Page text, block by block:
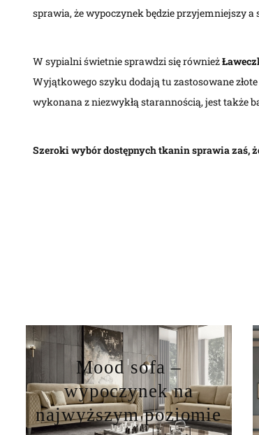
sprawia, że wypoczynek będzie przyjemniejszy a
W sypialni świetnie sprawdzi się również
Wyjątkowego szyku dodają tu zastosowane
wykonana z niezwykłą starannością, jest także
Szeroki wybór dostępnych tkanin sprawia zaś,
Mood sofa –
wypoczynek na
najwyższym poziomie